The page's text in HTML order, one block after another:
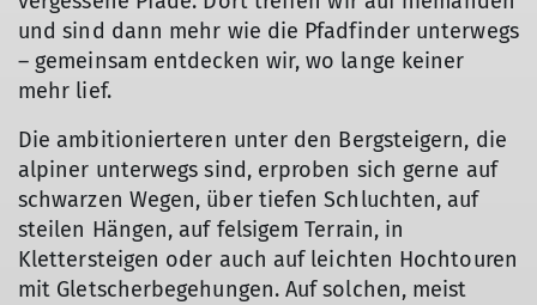
und sind dann mehr wie die Pfadfinder unterwegs
– gemeinsam entdecken wir, wo lange keiner
mehr lief.
Die ambitionierteren unter den Bergsteigern, die
alpiner unterwegs sind, erproben sich gerne auf
schwarzen Wegen, über tiefen Schluchten, auf
steilen Hängen, auf felsigem Terrain, in
Klettersteigen oder auch auf leichten Hochtouren
mit Gletscherbegehungen. Auf solchen, meist